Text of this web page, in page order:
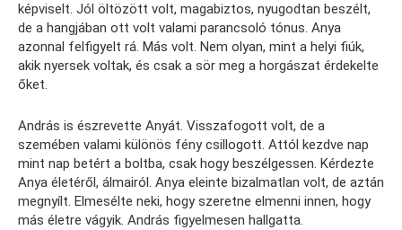
képviselt. Jól öltözött volt, magabiztos, nyugodtan beszélt,
de a hangjában ott volt valami parancsoló tónus. Anya
azonnal felfigyelt rá. Más volt. Nem olyan, mint a helyi fiúk,
akik nyersek voltak, és csak a sör meg a horgászat érdekelte
őket.
András is észrevette Anyát. Visszafogott volt, de a
szemében valami különös fény csillogott. Attól kezdve nap
mint nap betért a boltba, csak hogy beszélgessen. Kérdezte
Anya életéről, álmairól. Anya eleinte bizalmatlan volt, de aztán
megnyílt. Elmesélte neki, hogy szeretne elmenni innen, hogy
más életre vágyik. András figyelmesen hallgatta.